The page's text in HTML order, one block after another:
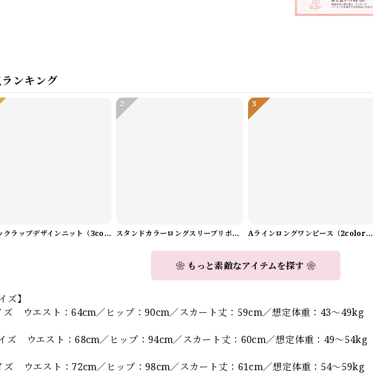
ランキング
Vネックラップデザインニット（3color） A1008
2
スタンドカラーロングスリーブリボンブラウス（3color） A1126
3
Aラインロングワンピース（2color） A0908
❀ もっと素敵なアイテムを探す ❀
ズ】
ズ ウエスト：64cm／ヒップ：90cm／スカート丈：59cm／想定体重：43～49kg
ズ ウエスト：68cm／ヒップ：94cm／スカート丈：60cm／想定体重：49～54kg
ズ ウエスト：72cm／ヒップ：98cm／スカート丈：61cm／想定体重：54～59kg